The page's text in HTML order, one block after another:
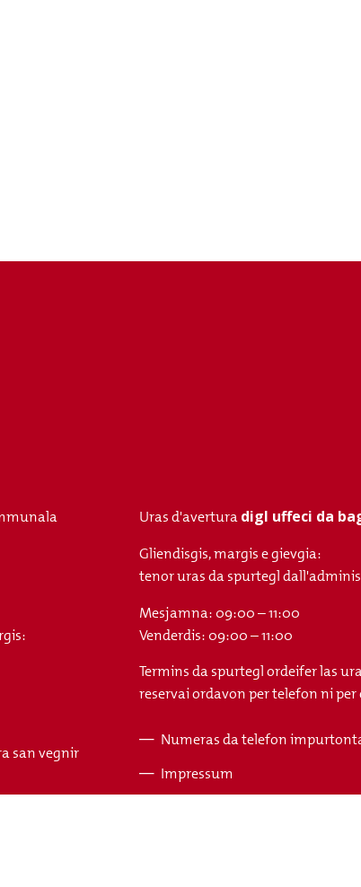
san vegnir
Uras d'averturadigl uffeci da
Gliendisgis, margis e gievgia:
tenor uras da spurtegl
Mesjamna: 09:00 – 11:00
Venderdis: 09:00 – 11:00
Termins da spurtegl ordeifer las
reservai ordavon per telefon ni per
Numeras da telefon
Impressum